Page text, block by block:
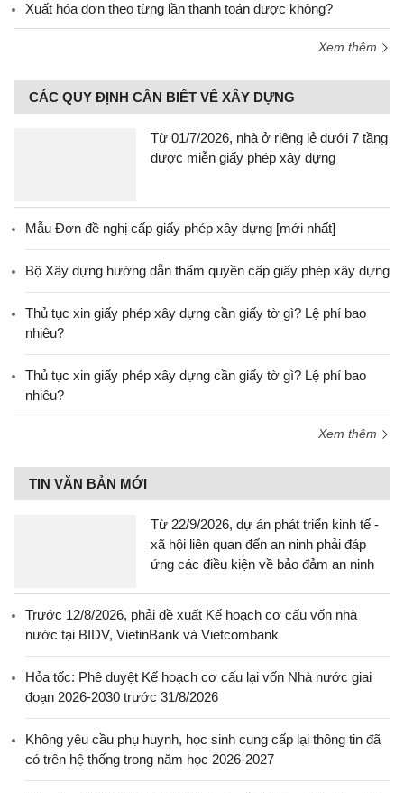
Xuất hóa đơn theo từng lần thanh toán được không?
Xem thêm
CÁC QUY ĐỊNH CẦN BIẾT VỀ XÂY DỰNG
Từ 01/7/2026, nhà ở riêng lẻ dưới 7 tầng
được miễn giấy phép xây dựng
Mẫu Đơn đề nghị cấp giấy phép xây dựng [mới nhất]
Bộ Xây dựng hướng dẫn thẩm quyền cấp giấy phép xây dựng
Thủ tục xin giấy phép xây dựng cần giấy tờ gì? Lệ phí bao
nhiêu?
Thủ tục xin giấy phép xây dựng cần giấy tờ gì? Lệ phí bao
nhiêu?
Xem thêm
TIN VĂN BẢN MỚI
Từ 22/9/2026, dự án phát triển kinh tế -
xã hội liên quan đến an ninh phải đáp
ứng các điều kiện về bảo đảm an ninh
Trước 12/8/2026, phải đề xuất Kế hoạch cơ cấu vốn nhà
nước tại BIDV, VietinBank và Vietcombank
Hỏa tốc: Phê duyệt Kế hoạch cơ cấu lại vốn Nhà nước giai
đoạn 2026-2030 trước 31/8/2026
Không yêu cầu phụ huynh, học sinh cung cấp lại thông tin đã
có trên hệ thống trong năm học 2026-2027